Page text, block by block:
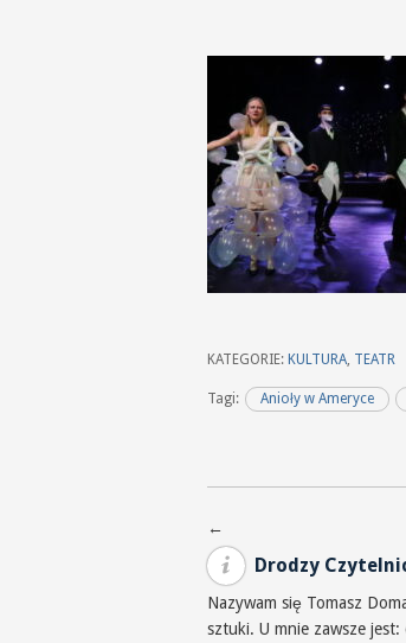
KATEGORIE: KULTURA TEATR
Tagi: Anioły w Ameryce
Nawigacja po wpisach
←
Drodzy
Nazywam się Tomasz
sztuki. U mnie zawsze